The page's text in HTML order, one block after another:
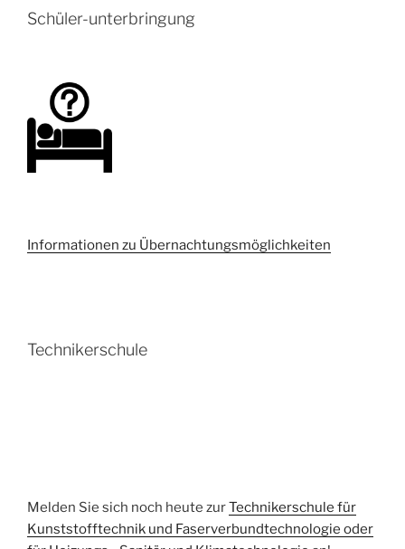
Schüler-unterbringung
Informationen zu Übernachtungsmöglichkeiten
Technikerschule
Melden Sie sich noch heute zurTechnikerschule für
Kunststofftechnik und Faserverbundtechnologie oder